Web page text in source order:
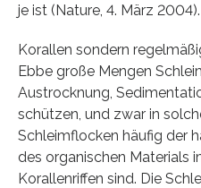
je ist (Nature, 4. März 2004).
Korallen sondern
Ebbe große Mengen
Austrocknung,
schützen, und zwar in
Schleimflocken häufig der
des organischen Materials
Korallenriffen sind. Die